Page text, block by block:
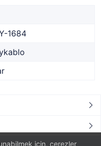
için, çerezler
1684